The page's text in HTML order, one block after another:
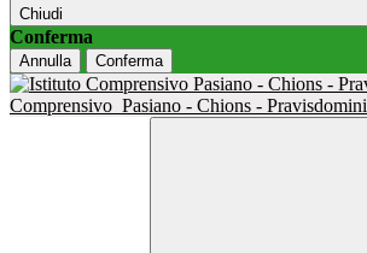
Chiudi
Conferma
Annulla Conferma
Comprensivo Pasiano - Chions - Pravisdomini